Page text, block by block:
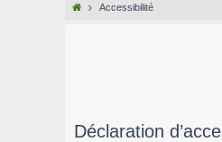
HomeAccessibilité
Déclaration